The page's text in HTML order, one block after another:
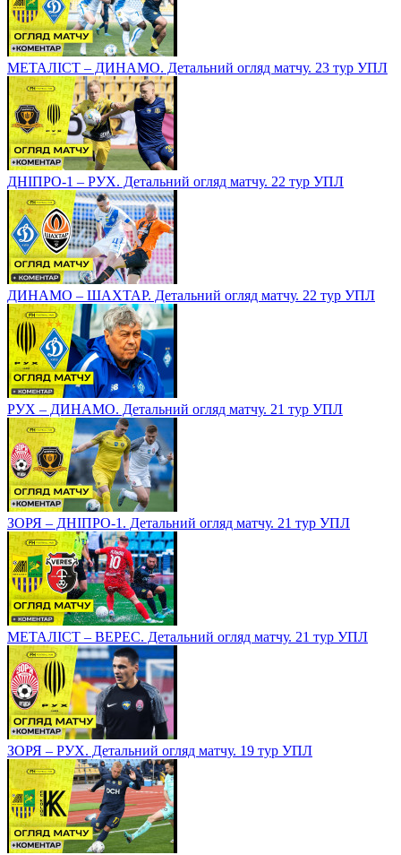
МЕТАЛІСТ – ДИНАМО. Детальний огляд матчу. 23 тур УПЛ
ДНІПРО-1 – РУХ. Детальний огляд матчу. 22 тур УПЛ
ДИНАМО – ШАХТАР. Детальний огляд матчу. 22 тур УПЛ
РУХ – ДИНАМО. Детальний огляд матчу. 21 тур УПЛ
ЗОРЯ – ДНІПРО-1. Детальний огляд матчу. 21 тур УПЛ
МЕТАЛІСТ – ВЕРЕС. Детальний огляд матчу. 21 тур УПЛ
ЗОРЯ – РУХ. Детальний огляд матчу. 19 тур УПЛ